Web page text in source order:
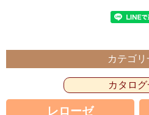
カテゴリ
カタロ
レローゼ